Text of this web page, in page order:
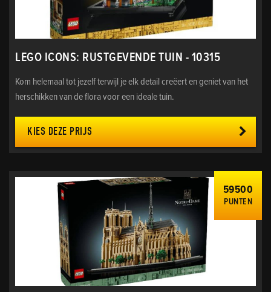
LEGO ICONS: RUSTGEVENDE TUIN - 10315
Kom helemaal tot jezelf terwijl je elk detail creëert en geniet van het
herschikken van de flora voor een ideale tuin.
KIES DEZE PRIJS
59500
PUNTEN